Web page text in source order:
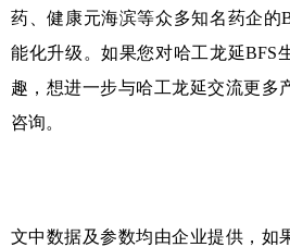
药、健康元海滨等众多知名药企的
能化升级。如果您对哈工龙延BFS
趣，想进一步与哈工龙延交流更多
咨询。
文中数据及参数均由企业提供，如